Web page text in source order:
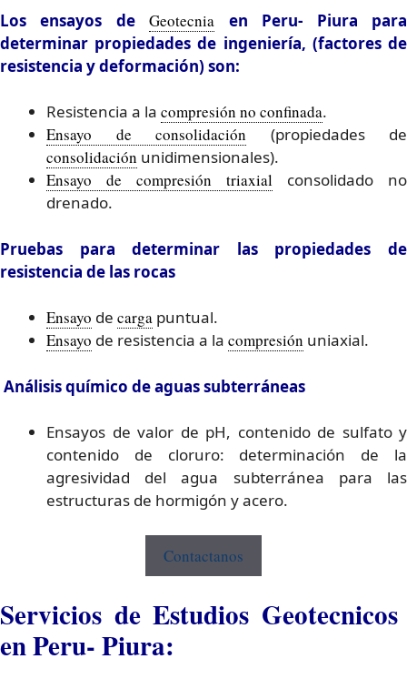
Los ensayos deGeotecnia en Peru- Piura para
determinar propiedades de ingeniería, (factores de
resistencia y deformación) son:
Resistencia a la compresión no confinada.
Ensayo de consolidación (propiedades de
consolidación unidimensionales).
Ensayo de compresión triaxial consolidado no
drenado.
Pruebas para determinar las propiedades de
resistencia de las rocas
Ensayo de carga puntual.
Ensayo de resistencia a la compresión uniaxial.
Análisis químico de aguas subterráneas
Ensayos de valor de pH, contenido de sulfato y
contenido de cloruro: determinación de la
agresividad del agua subterránea para las
estructuras de hormigón y acero.
Contactanos
Servicios de Estudios Geotecnicos
en Peru- Piura: